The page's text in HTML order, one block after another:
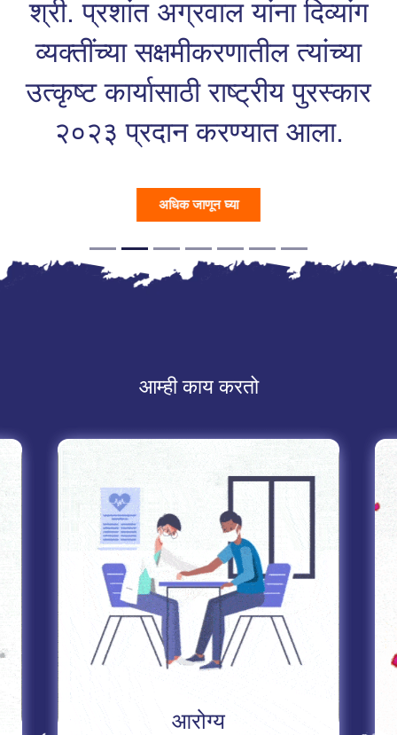
श्री. प्रशांत अग्रवाल यांना दिव्यांग
व्यक्तींच्या सक्षमीकरणातील त्यांच्या
उत्कृष्ट कार्यासाठी राष्ट्रीय पुरस्कार
२०२३ प्रदान करण्यात आला.
अधिक जाणून घ्या
आम्ही काय करतो
आरोग्य
पुढे वाचा